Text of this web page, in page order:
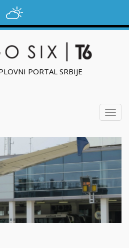
PORTAL SRBIJE